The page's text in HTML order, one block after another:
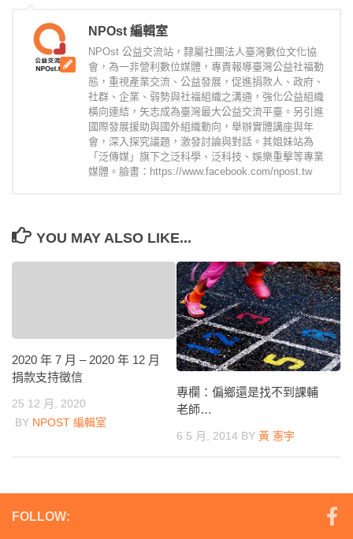
NPOst 編輯室
NPOst 公益交流站，隸屬社團法人臺灣數位文化協
會，為一非營利數位媒體，專責報導臺灣公益社福動
態，重視產業交流、公益發展，促進捐款人、政府、
社群、企業、弱勢與社福組織之溝通，強化公益組織
橫向連結，矢志成為臺灣最大公益交流平臺。另引進
國際發展援助與國外組織動向，舉辦實體講座與年
會，深入探究議題，激發討論與對話。其姐妹站為
「泛傳媒」旗下之泛科學、泛科技、娛樂重擊等專業
媒體。臉書：https://www.facebook.com/npost.tw
YOU MAY ALSO LIKE...
2020 年 7 月 – 2020 年 12 月
捐款支持徵信
25 12 月, 2020
BY NPOST 編輯室
專欄：偏鄉還是找不到課輔
老師…
6 5 月, 2014 BY 黃 憲宇
FOLLOW: